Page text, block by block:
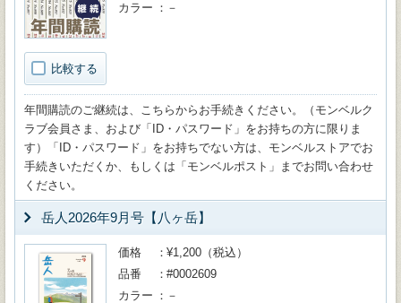
比較する
カラー
－
年間購読のご継続は、こちらからお手続きください。（モンベルク
ラブ会員さま、および「ID・パスワード」をお持ちの方に限りま
す）「ID・パスワード」をお持ちでない方は、モンベルストアでお
手続きいただくか、もしくは「モンベルポスト」までお問い合わせ
ください。
岳人2026年9月号【八ヶ岳】
価格
¥1,200（税込）
品番
#0002609
カラー
－